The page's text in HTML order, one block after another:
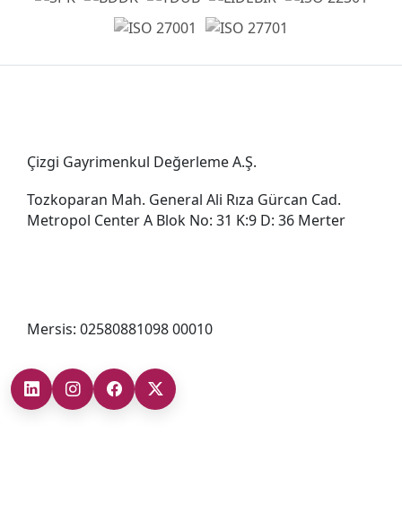
Çizgi Gayrimenkul Değerleme A.Ş.
Tozkoparan Mah. General Ali Rıza Gürcan Cad.
Metropol Center A Blok No: 31 K:9 D: 36 Merter
Mersis: 02580881098 00010